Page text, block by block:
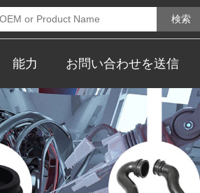
能力 お問い合わせを送信